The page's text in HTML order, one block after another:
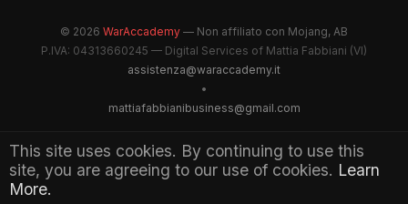
This site uses cookies. By continuing to use this
site, you are agreeing to our use of cookies. Learn
More.
© 2026 WarAccademy — Non affiliato con Mojang, AB
P.IVA: 04313660245 — Digital Services of Mattia Fabbiani (VI)
assistenza@waraccademy.it
•
mattiafabbianibusiness@gmail.com
@GhostFabbyz
Maintained by WarAccademy Administrators